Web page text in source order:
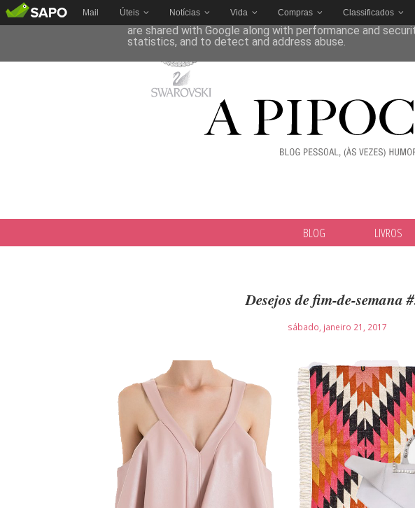
Mail Úteis Notícias Vida Compras Classificados
BLOG LIVROS
Desejos de fim-de-semana
sábado, janeiro 21, 2017
This site uses cookies from Google to deliver its services
are shared with Google along with performance and
statistics, and to detect and address abuse.